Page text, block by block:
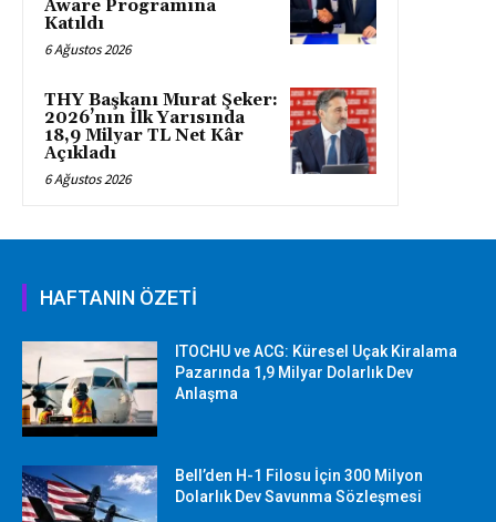
Aware Programına
Katıldı
6 Ağustos 2026
THY Başkanı Murat Şeker:
2026’nın İlk Yarısında
18,9 Milyar TL Net Kâr
Açıkladı
6 Ağustos 2026
HAFTANIN ÖZETİ
ITOCHU ve ACG: Küresel Uçak Kiralama
Pazarında 1,9 Milyar Dolarlık Dev
Anlaşma
Bell’den H-1 Filosu İçin 300 Milyon
Dolarlık Dev Savunma Sözleşmesi